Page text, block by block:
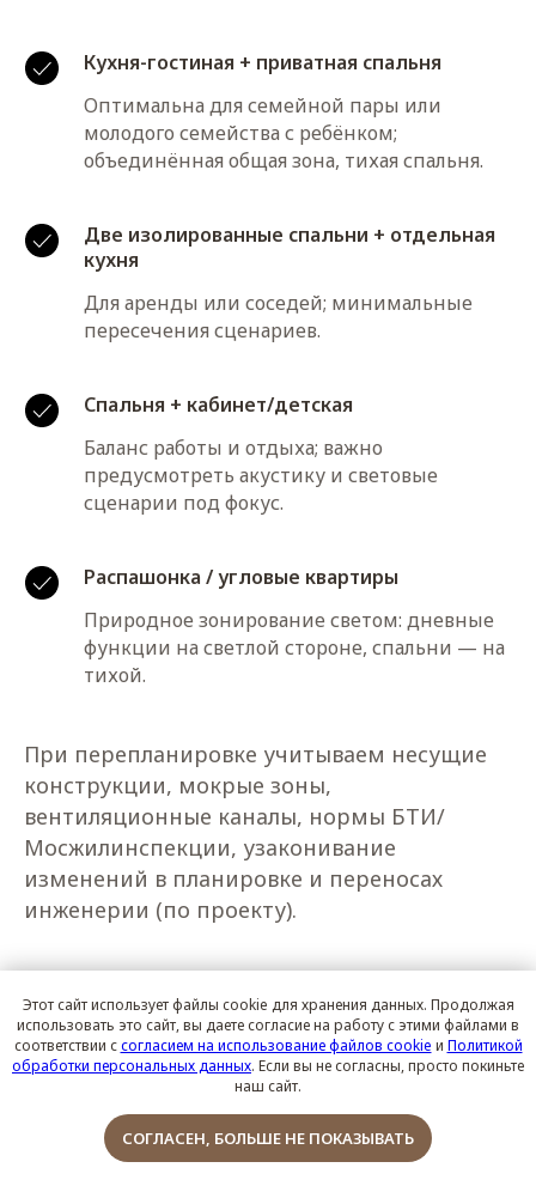
Этот сайт использует файлы cookie для хранения данных. Продолжая
использовать это сайт, вы даете согласие на работу с этими файлами в
соответствии ссогласием на использование файлов cookie и Политикой
обработки персональных данных. Если вы не согласны, просто покиньте
наш сайт.
СОГЛАСЕН, БОЛЬШЕ НЕ ПОКАЗЫВАТЬ
Кухня-гостиная + приватная спальня
Оптимальна для семейной пары или
молодого семейства с ребёнком;
объединённая общая зона, тихая спальня.
Две изолированные спальни + отдельная
кухня
Для аренды или соседей; минимальные
пересечения сценариев.
Спальня + кабинет/детская
Баланс работы и отдыха; важно
предусмотреть акустику и световые
сценарии под фокус.
Распашонка / угловые квартиры
Природное зонирование светом: дневные
функции на светлой стороне, спальни — на
тихой.
При перепланировке учитываем несущие
конструкции, мокрые зоны,
вентиляционные каналы, нормы БТИ/
Мосжилинспекции, узаконивание
изменений в планировке и переносах
инженерии (по проекту).
Обсудить проект